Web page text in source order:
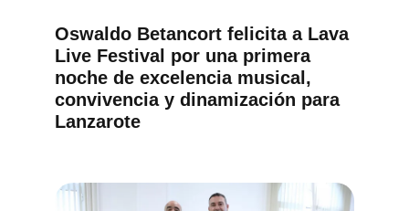
Oswaldo Betancort felicita a Lava
Live Festival por una primera
noche de excelencia musical,
convivencia y dinamización para
Lanzarote